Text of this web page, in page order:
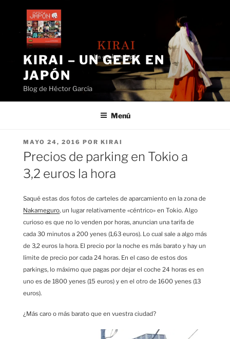
contenido
KIRAI – UN GEEK EN
JAPÓN
Blog de Héctor García
Menú
PUBLICADO
EL
MAYO 24, 2016 POR KIRAI
Precios de parking en Tokio a
3,2 euros la hora
Saqué estas dos fotos de carteles de aparcamiento en la zona de
Nakameguro, un lugar relativamente «céntrico» en Tokio. Algo
curioso es que no lo venden por horas, anuncian una tarifa de
cada 30 minutos a 200 yenes (1,63 euros). Lo cual sale a algo más
de 3,2 euros la hora. El precio por la noche es más barato y hay un
límite de precio por cada 24 horas. En el caso de estos dos
parkings, lo máximo que pagas por dejar el coche 24 horas es en
uno es de 1800 yenes (15 euros) y en el otro de 1600 yenes (13
euros).
¿Más caro o más barato que en vuestra ciudad?